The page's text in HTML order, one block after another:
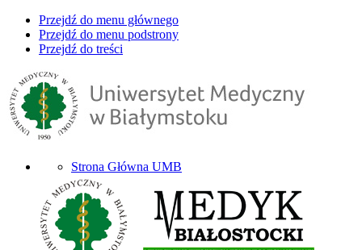
Przejdź do menu głównego
Przejdź do menu podstrony
Przejdź do treści
Strona Główna UMB